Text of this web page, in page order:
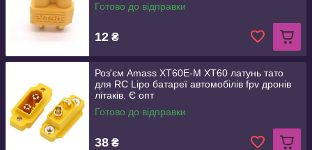
Готово до відправки
12 ₴
Роз'єм Amass XT60E-M XT60 латунь тато
для RC Lipo батареї автомобілів fpv дронів
літаків. Є опт
Готово до відправки
38 ₴